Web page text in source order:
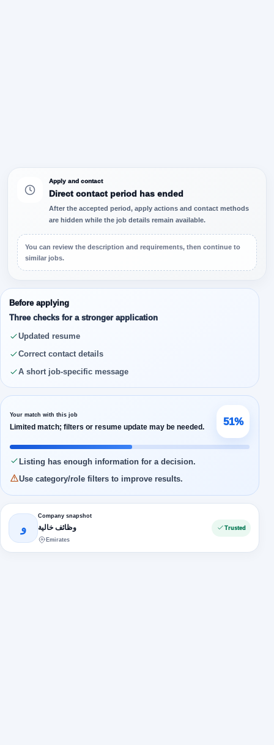
Apply and contact
Direct contact period has ended
After the accepted period, apply actions and contact methods
are hidden while the job details remain available.
You can review the description and requirements, then continue to
similar jobs.
Before applying
Three checks for a stronger application
Updated resume
Correct contact details
A short job-specific message
Your match with this job
Limited match; filters or resume update may be needed. 51%
Listing has enough information for a decision.
Use category/role filters to improve results.
و
Company snapshot
وظائف خالية
Emirates
Trusted